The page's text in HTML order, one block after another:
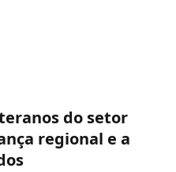
do setor
regional e a